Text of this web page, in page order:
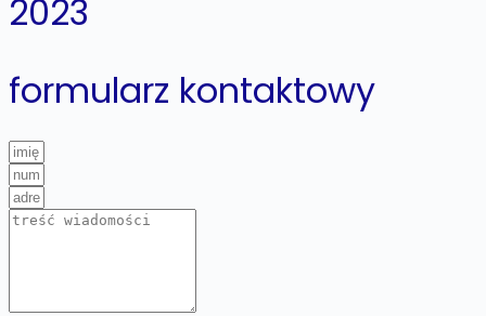
2023
formularz kontaktowy